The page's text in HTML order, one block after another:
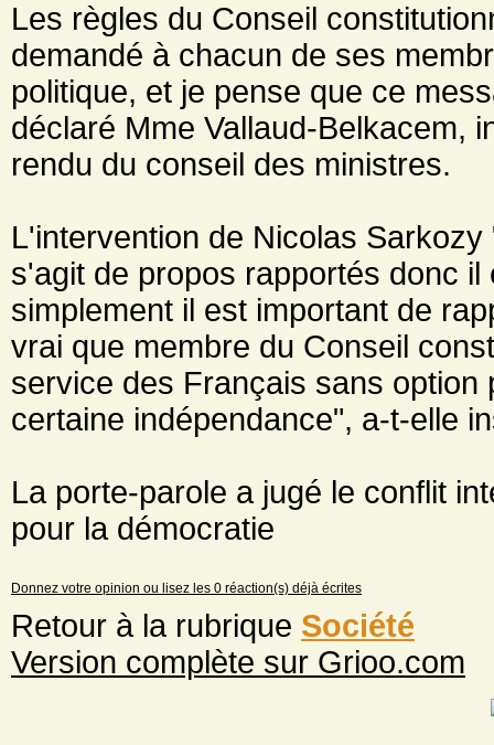
Les règles du Conseil
demandé à chacun de ses
politique, et je pense que ce
déclaré Mme Vallaud-Belkacem,
rendu du conseil des ministres.
L'intervention de Nicolas
s'agit de propos rapportés donc
simplement il est important de
vrai que membre du Conseil
service des Français sans
certaine indépendance", a-t-elle
La porte-parole a jugé le conflit
pour la démocratie
Donnez votre opinion ou lisez les 0 réaction(s) déjà écrites
Retour à la rubrique Société
Version complète sur Grioo.com